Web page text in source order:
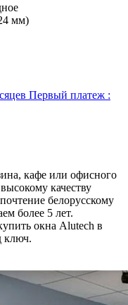
мм)
Первый платеж :
кафе или офисного
качеству
белорусскому
более 5 лет.
окна Alutech в
ключ.